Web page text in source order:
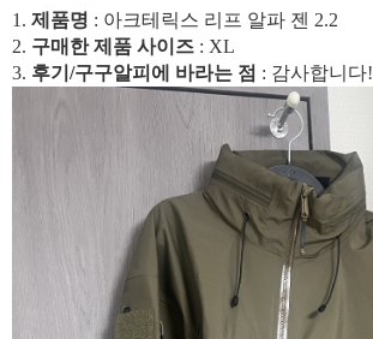
1. 제품명 : 아크테릭스 리프 알파 젠 2.2
2. 구매한 제품 사이즈 : XL
3. 후기/구구알피에 바라는 점 : 감사합니다!